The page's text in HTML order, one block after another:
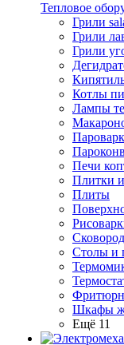
Тепловое
Грили
Грили
Грили
Котлы
Лампы
Печи
Плитки
Плиты
Столы и
Шкафы
Ещё 11